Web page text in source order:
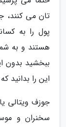
تان می کنند،
پول را به
هستند و به
ببخشید بدون
این را بدانید
سخنران و